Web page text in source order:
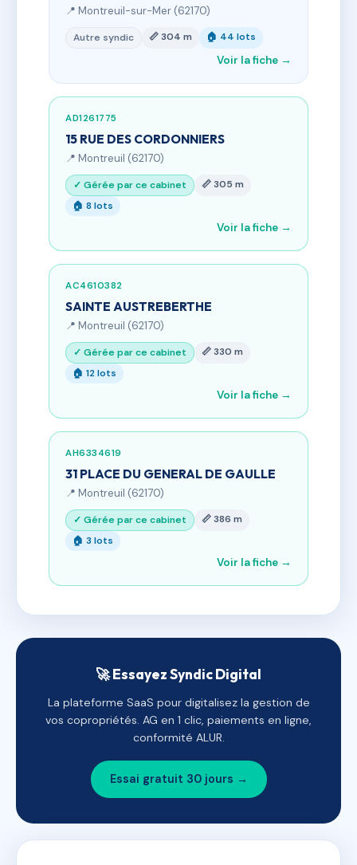
📍 Montreuil-sur-Mer (62170)
Autre syndic 📏 304 m 🏠 44 lots
Voir la fiche →
AD1261775
15 RUE DES CORDONNIERS
📍 Montreuil (62170)
✓ Gérée par ce cabinet
📏 305 m
🏠 8 lots
Voir la fiche →
AC4610382
SAINTE AUSTREBERTHE
📍 Montreuil (62170)
✓ Gérée par ce cabinet
📏 330 m
🏠 12 lots
Voir la fiche →
AH6334619
31 PLACE DU GENERAL DE GAULLE
📍 Montreuil (62170)
✓ Gérée par ce cabinet
📏 386 m
🏠 3 lots
Voir la fiche →
🚀 Essayez Syndic Digital
La plateforme SaaS pour digitalisez la gestion de
vos copropriétés. AG en 1 clic, paiements en ligne,
conformité ALUR.
Essai gratuit 30 jours →